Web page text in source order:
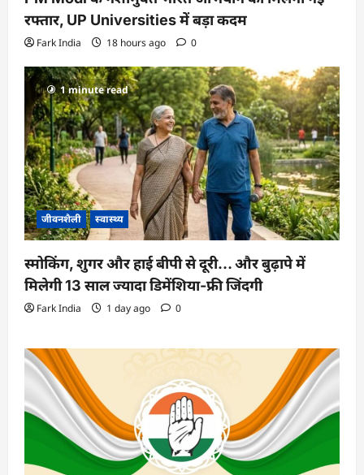
रफ्तार, UP Universities में बड़ा कदम
Fark India 18 hours ago 0
1 minute read
जीवनशैली स्वास्थ्य
स्मोकिंग, शुगर और हाई बीपी से दूरी… और बुढ़ापे में
मिलेगी 13 साल ज्यादा डिमेंशिया-फ्री जिंदगी
Fark India 1 day ago 0